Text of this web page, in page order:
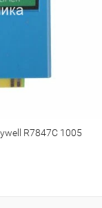
R7847C 1005